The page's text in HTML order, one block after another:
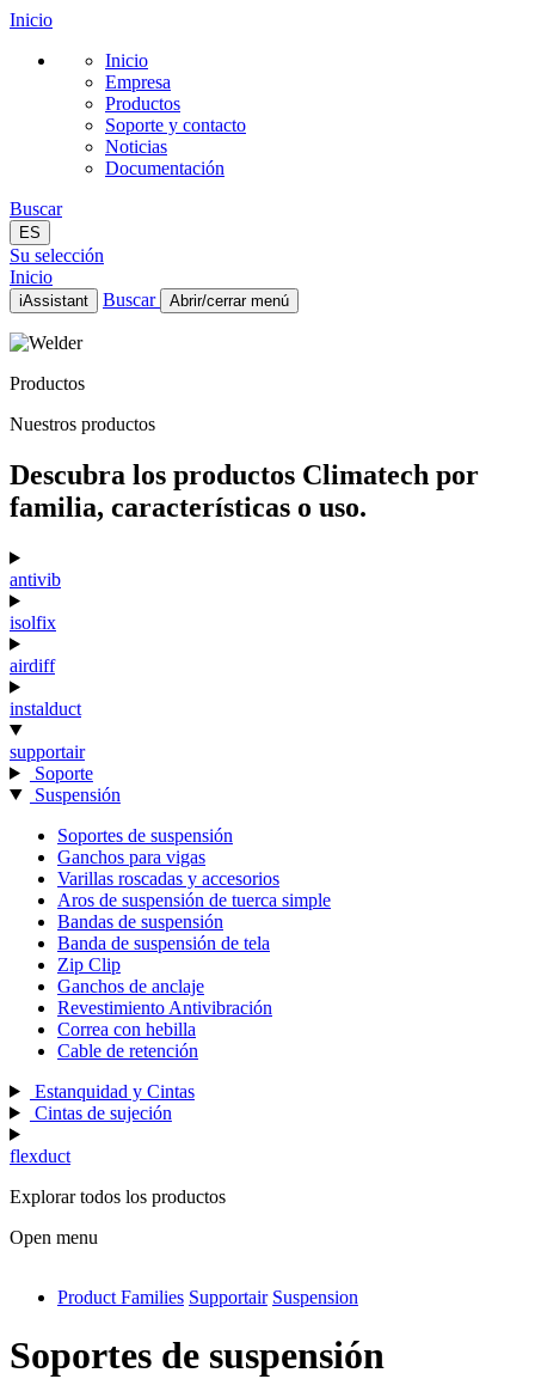
Inicio
Inicio
Empresa
Productos
Soporte y contacto
Noticias
Documentación
Buscar
ES
Su selección
Inicio
iAssistant Buscar Abrir/cerrar menú
Inicio
Productos
Noticias
ES
Productos
Nuestros productos
Descubra los productos Climatech por
familia, características o uso.
antivib
isolfix
airdiff
instalduct
supportair
Soporte
Suspensión
Soportes de suspensión
Ganchos para vigas
Varillas roscadas y accesorios
Aros de suspensión de tuerca simple
Bandas de suspensión
Banda de suspensión de tela
Zip Clip
Ganchos de anclaje
Revestimiento Antivibración
Correa con hebilla
Cable de retención
Estanquidad y Cintas
Cintas de sujeción
flexduct
Explorar todos los productos
Open menu
antivib
Product Families Supportair Suspension
Soportes de suspensión